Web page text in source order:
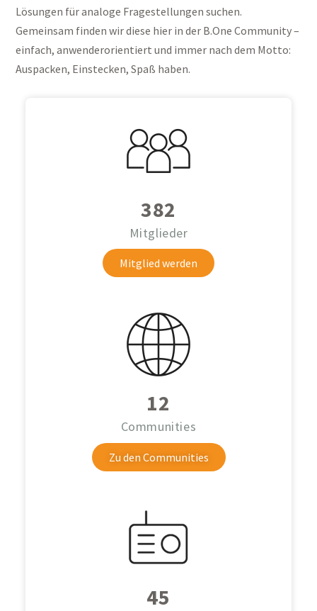
Lösungen für analoge Fragestellungen suchen.
Gemeinsam finden wir diese hier in der B.One Community –
einfach, anwenderorientiert und immer nach dem Motto:
Auspacken, Einstecken, Spaß haben.
Mitglieder
382
Mitglied werden
Communities
12
Zu den Communities
45